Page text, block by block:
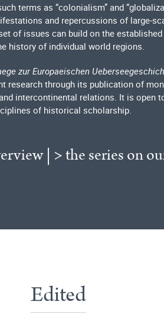
terms as “colonialism” and
and repercussions of large-
of issues can build on the
history of individual world regions.
zur Europaeischen
research through its publication of
intercontinental relations. It is open
of historical scholarship.
| > the series on
Edited